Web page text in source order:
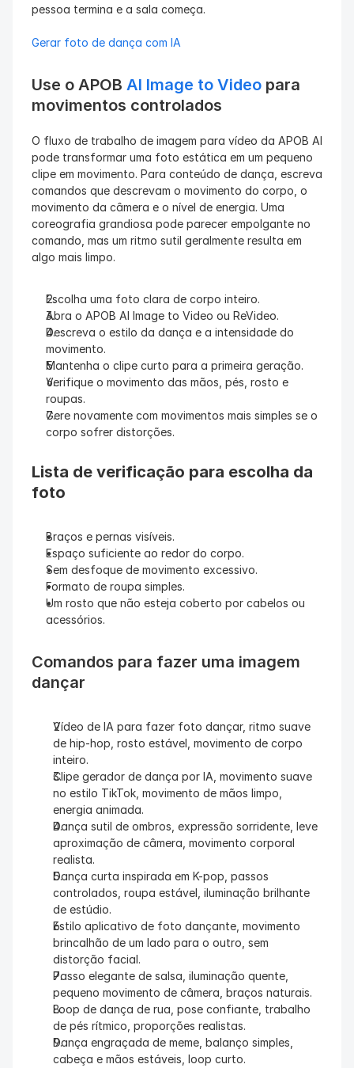
pessoa termina e a sala começa.
Gerar foto de dança com IA
Use o APOB AI Image to Video para
movimentos controlados
O fluxo de trabalho de imagem para vídeo da APOB AI
pode transformar uma foto estática em um pequeno
clipe em movimento. Para conteúdo de dança, escreva
comandos que descrevam o movimento do corpo, o
movimento da câmera e o nível de energia. Uma
coreografia grandiosa pode parecer empolgante no
comando, mas um ritmo sutil geralmente resulta em
algo mais limpo.
Escolha uma foto clara de corpo inteiro.
Abra o APOB AI Image to Video ou ReVideo.
Descreva o estilo da dança e a intensidade do
movimento.
Mantenha o clipe curto para a primeira geração.
Verifique o movimento das mãos, pés, rosto e
roupas.
Gere novamente com movimentos mais simples se o
corpo sofrer distorções.
Lista de verificação para escolha da
foto
Braços e pernas visíveis.
Espaço suficiente ao redor do corpo.
Sem desfoque de movimento excessivo.
Formato de roupa simples.
Um rosto que não esteja coberto por cabelos ou
acessórios.
Comandos para fazer uma imagem
dançar
Vídeo de IA para fazer foto dançar, ritmo suave
de hip-hop, rosto estável, movimento de corpo
inteiro.
Clipe gerador de dança por IA, movimento suave
no estilo TikTok, movimento de mãos limpo,
energia animada.
Dança sutil de ombros, expressão sorridente, leve
aproximação de câmera, movimento corporal
realista.
Dança curta inspirada em K-pop, passos
controlados, roupa estável, iluminação brilhante
de estúdio.
Estilo aplicativo de foto dançante, movimento
brincalhão de um lado para o outro, sem
distorção facial.
Passo elegante de salsa, iluminação quente,
pequeno movimento de câmera, braços naturais.
Loop de dança de rua, pose confiante, trabalho
de pés rítmico, proporções realistas.
Dança engraçada de meme, balanço simples,
cabeça e mãos estáveis, loop curto.